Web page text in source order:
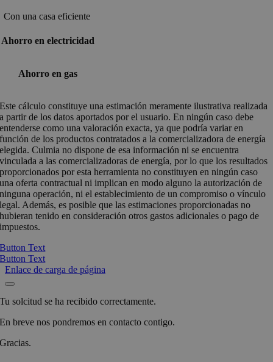
Con una casa eficiente
Ahorro en electricidad
Ahorro en gas
Este cálculo constituye una estimación meramente ilustrativa realizada
a partir de los datos aportados por el usuario. En ningún caso debe
entenderse como una valoración exacta, ya que podría variar en
función de los productos contratados a la comercializadora de energía
elegida. Culmia no dispone de esa información ni se encuentra
vinculada a las comercializadoras de energía, por lo que los resultados
proporcionados por esta herramienta no constituyen en ningún caso
una oferta contractual ni implican en modo alguno la autorización de
ninguna operación, ni el establecimiento de un compromiso o vínculo
legal. Además, es posible que las estimaciones proporcionadas no
hubieran tenido en consideración otros gastos adicionales o pago de
impuestos.
Button Text
Button Text
Enlace de carga de página
Tu solcitud se ha recibido correctamente.
En breve nos pondremos en contacto contigo.
Gracias.